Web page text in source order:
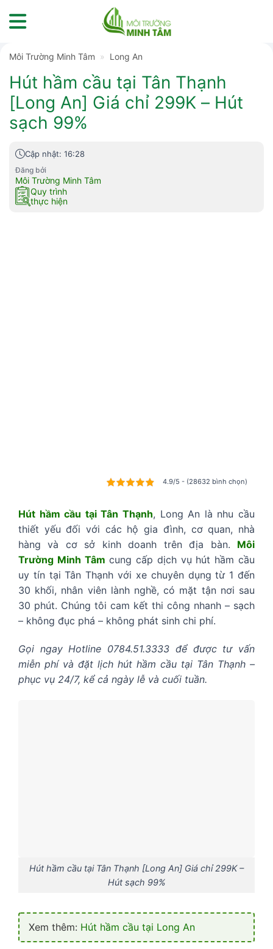
to
Môi Trường Minh Tâm » Long An
Hút hầm cầu tại Tân Thạnh
[Long An] Giá chỉ 299K – Hút
sạch 99%
Cập nhật: 16:28
Đăng bởi
Môi Trường Minh Tâm
Quy trình
thực hiện
4.9/5 - (28632 bình chọn)
Hút hầm cầu tại Tân Thạnh, Long An là nhu cầu
thiết yếu đối với các hộ gia đình, cơ quan, nhà
hàng và cơ sở kinh doanh trên địa bàn. Môi
Trường Minh Tâm cung cấp dịch vụ hút hầm cầu
uy tín tại Tân Thạnh với xe chuyên dụng từ 1 đến
30 khối, nhân viên lành nghề, có mặt tận nơi sau
30 phút. Chúng tôi cam kết thi công nhanh – sạch
– không đục phá – không phát sinh chi phí.
Gọi ngay Hotline 0784.51.3333 để được tư vấn
miễn phí và đặt lịch hút hầm cầu tại Tân Thạnh –
phục vụ 24/7, kể cả ngày lễ và cuối tuần.
Hút hầm cầu tại Tân Thạnh [Long An] Giá chỉ 299K –
Hút sạch 99%
Xem thêm: Hút hầm cầu tại Long An